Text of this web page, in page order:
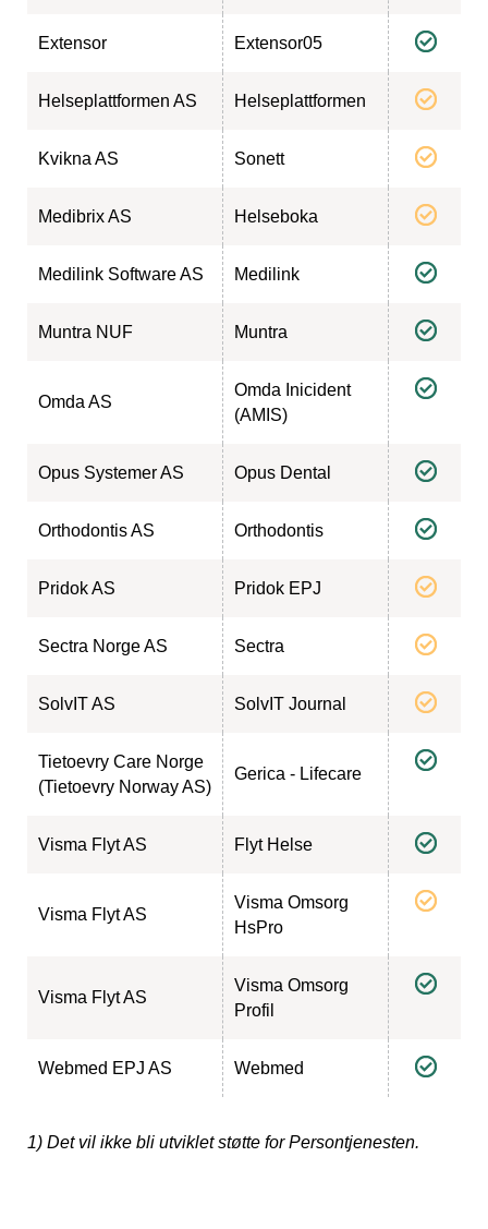
Extensor Extensor05
Helseplattformen AS Helseplattformen
Kvikna AS Sonett
Medibrix AS Helseboka
Medilink Software AS Medilink
Muntra NUF Muntra
Omda AS
Omda Inicident
(AMIS)
Opus Systemer AS Opus Dental
Orthodontis AS Orthodontis
Pridok AS Pridok EPJ
Sectra Norge AS Sectra
SolvIT AS SolvIT Journal
Tietoevry Care Norge
(Tietoevry Norway AS)
Gerica - Lifecare
Visma Flyt AS Flyt Helse
Visma Flyt AS
Visma Omsorg
HsPro
Visma Flyt AS
Visma Omsorg
Profil
Webmed EPJ AS Webmed
1) Det vil ikke bli utviklet støtte for Persontjenesten.